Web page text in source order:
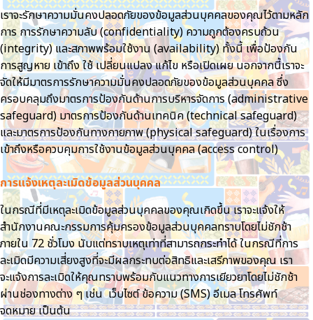
เราจะรักษาความมั่นคงปลอดภัยของข้อมูลส่วนบุคคลของคุณไว้ตามหลัก
การ การรักษาความลับ (confidentiality) ความถูกต้องครบถ้วน
(integrity) และสภาพพร้อมใช้งาน (availability) ทั้งนี้ เพื่อป้องกัน
การสูญหาย เข้าถึง ใช้ เปลี่ยนแปลง แก้ไข หรือเปิดเผย นอกจากนี้เราจะ
จัดให้มีมาตรการรักษาความมั่นคงปลอดภัยของข้อมูลส่วนบุคคล ซึ่ง
ครอบคลุมถึงมาตรการป้องกันด้านการบริหารจัดการ (administrative
safeguard) มาตรการป้องกันด้านเทคนิค (technical safeguard)
และมาตรการป้องกันทางกายภาพ (physical safeguard) ในเรื่องการ
เข้าถึงหรือควบคุมการใช้งานข้อมูลส่วนบุคคล (access control)
การแจ้งเหตุละเมิดข้อมูลส่วนบุคคล
ในกรณีที่มีเหตุละเมิดข้อมูลส่วนบุคคลของคุณเกิดขึ้น เราจะแจ้งให้
สำนักงานคณะกรรมการคุ้มครองข้อมูลส่วนบุคคลทราบโดยไม่ชักช้า
ภายใน 72 ชั่วโมง นับแต่ทราบเหตุเท่าที่สามารถกระทำได้ ในกรณีที่การ
ละเมิดมีความเสี่ยงสูงที่จะมีผลกระทบต่อสิทธิและเสรีภาพของคุณ เรา
จะแจ้งการละเมิดให้คุณทราบพร้อมกับแนวทางการเยียวยาโดยไม่ชักช้า
ผ่านช่องทางต่าง ๆ เช่น เว็บไซต์ ข้อความ (SMS) อีเมล โทรศัพท์
จดหมาย เป็นต้น